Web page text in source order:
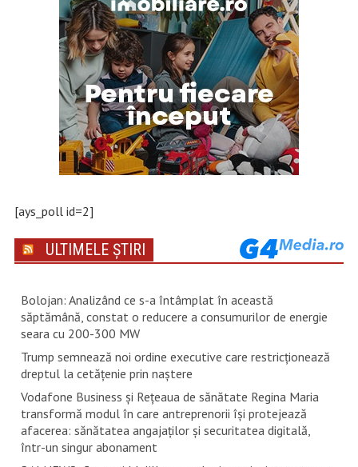
[ays_poll id=2]
ULTIMELE ȘTIRI
Bolojan: Analizând ce s-a întâmplat în această
săptămână, constat o reducere a consumurilor de energie
seara cu 200-300 MW
Trump semnează noi ordine executive care restricţionează
dreptul la cetăţenie prin naştere
Vodafone Business și Rețeaua de sănătate Regina Maria
transformă modul în care antreprenorii își protejează
afacerea: sănătatea angajaților și securitatea digitală,
într-un singur abonament